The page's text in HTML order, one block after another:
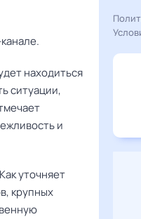
находиться
ситуации,
и
уточняет
крупных